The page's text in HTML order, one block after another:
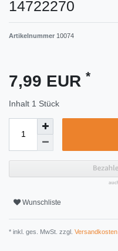
14722270
Artikelnummer 10074
7,99 EUR *
Inhalt 1 Stück
Wunschliste
* inkl. ges. MwSt. zzgl. Versandkosten